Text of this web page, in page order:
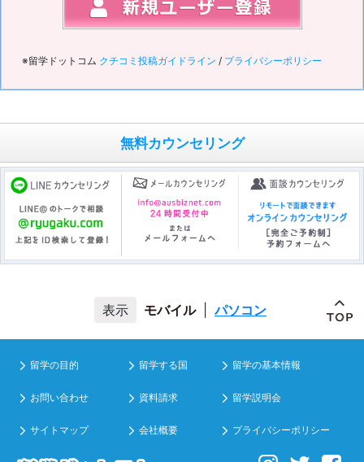
※留学ドットコム クチコミ投稿ガイドライン / プライバシーポリシー
無料カウンセリング
モバイル パソコン
留学の目的 留学する国 留学の基本情報
お問い合わせ 資料請求 留学説明会
サイトマップ 会社概要 プライバシーポリシー